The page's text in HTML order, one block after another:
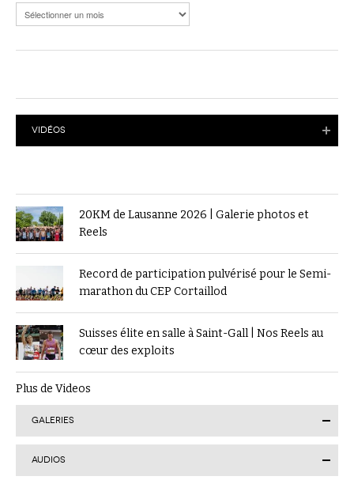
Archives
VIDÉOS
20KM de Lausanne 2026 | Galerie photos et
Reels
Record de participation pulvérisé pour le Semi-
marathon du CEP Cortaillod
Suisses élite en salle à Saint-Gall | Nos Reels au
cœur des exploits
Plus de Videos
GALERIES
AUDIOS